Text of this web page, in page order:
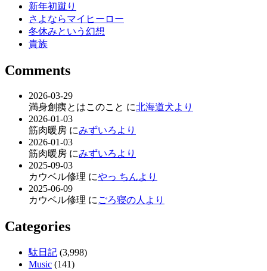
新年初蹴り
さよならマイヒーロー
冬休みという幻想
貴族
Comments
2026-03-29
満身創痍とはこのこと に北海道犬より
2026-01-03
筋肉暖房 にみずいろより
2026-01-03
筋肉暖房 にみずいろより
2025-09-03
カウベル修理 にやっ ちんより
2025-06-09
カウベル修理 に ごろ寝の人より
Categories
駄日記 (3,998)
Music (141)